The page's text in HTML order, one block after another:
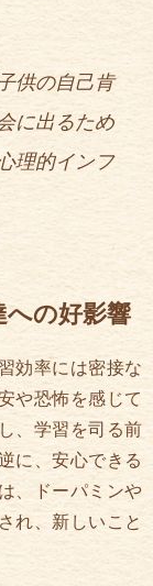
供の自己肯
に出るため
理的インフ
への好影響
効率には密接な
や恐怖を感じて
、学習を司る前
に、安心できる
、ドーパミンや
れ、新しいこと